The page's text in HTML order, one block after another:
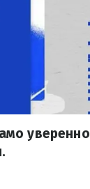
уверенно